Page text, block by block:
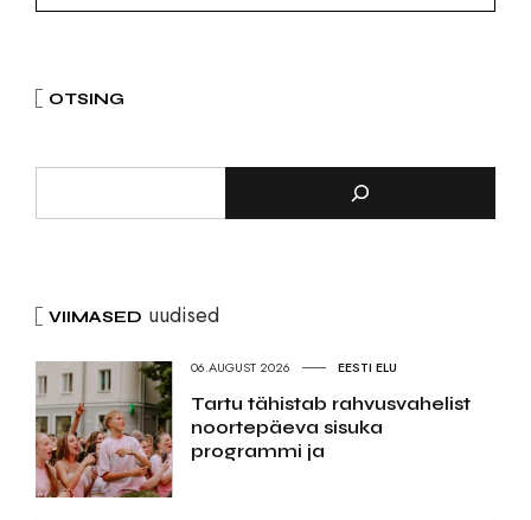
OTSING
VIIMASED uudised
06.AUGUST 2026 EESTI ELU
Tartu tähistab rahvusvahelist
noortepäeva sisuka
programmi ja